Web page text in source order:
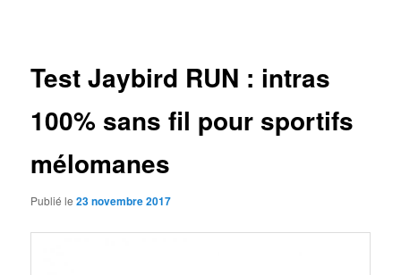
Test Jaybird RUN : intras
100% sans fil pour sportifs
mélomanes
Publié le23 novembre 2017